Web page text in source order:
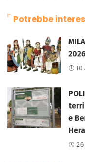
Potrebbe
10
e